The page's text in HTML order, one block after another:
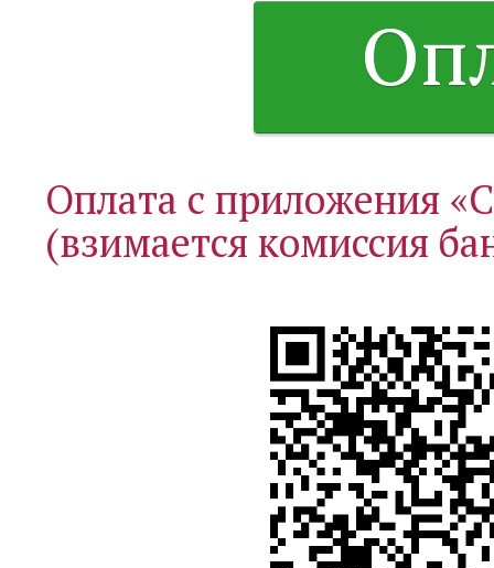
Оплата с приложения
(взимается комиссия